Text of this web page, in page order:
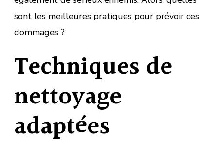
sont les meilleures pratiques pour prévoir ces
dommages ?
Techniques de
nettoyage
adaptées